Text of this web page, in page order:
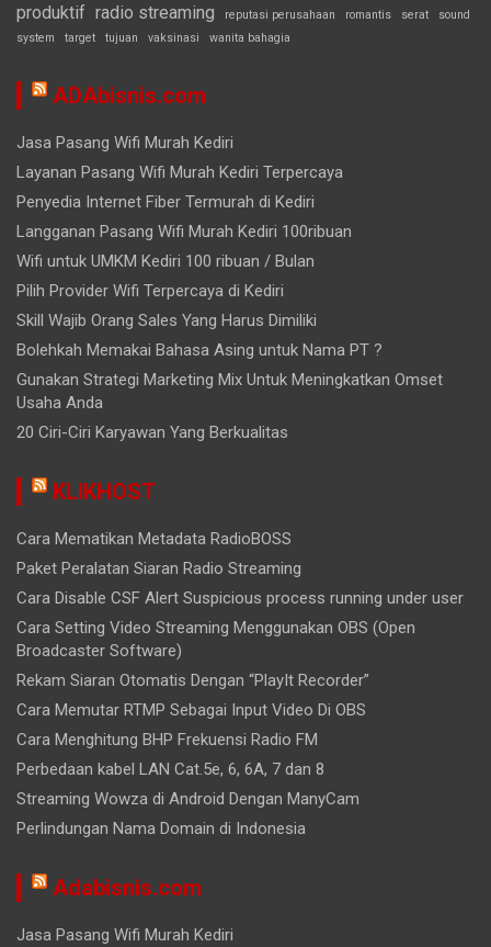
produktif radio streaming reputasi perusahaan romantis serat
sound
system
target tujuan vaksinasi wanita bahagia
ADAbisnis.com
Jasa Pasang Wifi Murah Kediri
Layanan Pasang Wifi Murah Kediri Terpercaya
Penyedia Internet Fiber Termurah di Kediri
Langganan Pasang Wifi Murah Kediri 100ribuan
Wifi untuk UMKM Kediri 100 ribuan / Bulan
Pilih Provider Wifi Terpercaya di Kediri
Skill Wajib Orang Sales Yang Harus Dimiliki
Bolehkah Memakai Bahasa Asing untuk Nama PT ?
Gunakan Strategi Marketing Mix Untuk Meningkatkan Omset
Usaha Anda
20 Ciri-Ciri Karyawan Yang Berkualitas
KLIKHOST
Cara Mematikan Metadata RadioBOSS
Paket Peralatan Siaran Radio Streaming
Cara Disable CSF Alert Suspicious process running under user
Cara Setting Video Streaming Menggunakan OBS (Open
Broadcaster Software)
Rekam Siaran Otomatis Dengan “PlayIt Recorder”
Cara Memutar RTMP Sebagai Input Video Di OBS
Cara Menghitung BHP Frekuensi Radio FM
Perbedaan kabel LAN Cat.5e, 6, 6A, 7 dan 8
Streaming Wowza di Android Dengan ManyCam
Perlindungan Nama Domain di Indonesia
Adabisnis.com
Jasa Pasang Wifi Murah Kediri